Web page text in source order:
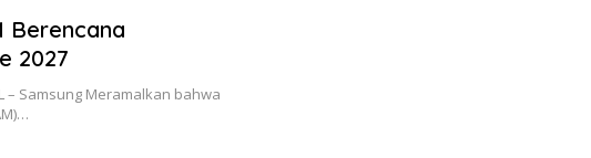
Berencana
2027
– Samsung Meramalkan bahwa